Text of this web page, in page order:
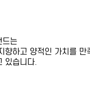
드는
하고 양적인 가치를 만
있습니다.